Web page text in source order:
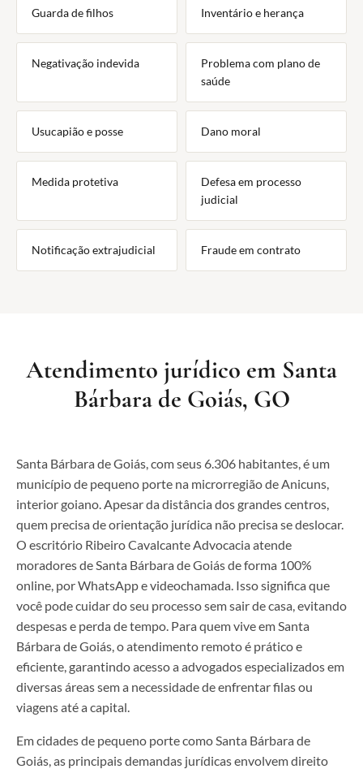
Guarda de filhos Inventário e herança
Negativação indevida
Problema com plano de
saúde
Usucapião e posse Dano moral
Medida protetiva
Defesa em processo
judicial
Notificação extrajudicial Fraude em contrato
Atendimento jurídico em Santa
Bárbara de Goiás, GO
Santa Bárbara de Goiás, com seus 6.306 habitantes, é um
município de pequeno porte na microrregião de Anicuns,
interior goiano. Apesar da distância dos grandes centros,
quem precisa de orientação jurídica não precisa se deslocar.
O escritório Ribeiro Cavalcante Advocacia atende
moradores de Santa Bárbara de Goiás de forma 100%
online, por WhatsApp e videochamada. Isso significa que
você pode cuidar do seu processo sem sair de casa, evitando
despesas e perda de tempo. Para quem vive em Santa
Bárbara de Goiás, o atendimento remoto é prático e
eficiente, garantindo acesso a advogados especializados em
diversas áreas sem a necessidade de enfrentar filas ou
viagens até a capital.
Em cidades de pequeno porte como Santa Bárbara de
Goiás, as principais demandas jurídicas envolvem direito